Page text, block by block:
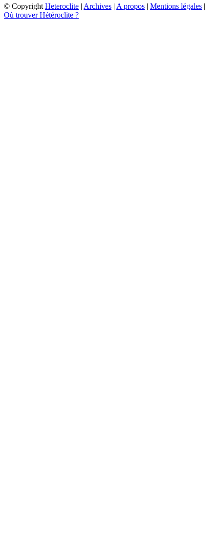
© Copyright Heteroclite | Archives | A propos | Mentions légales |
Où trouver Hétéroclite ?